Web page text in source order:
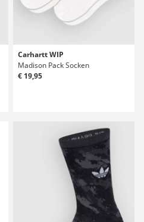
Carhartt WIP
Madison Pack Socken
€ 19,95